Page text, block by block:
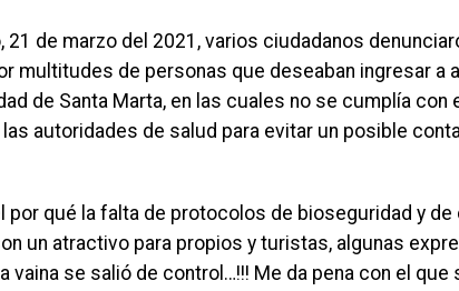
21 de marzo del 2021, varios ciudadanos
multitudes de personas que deseaban ingresar a
de Santa Marta, en las cuales no se cumplía con
autoridades de salud para evitar un posible
por qué la falta de protocolos de bioseguridad y de
un atractivo para propios y turistas, algunas
vaina se salió de control…!!! Me da pena con el